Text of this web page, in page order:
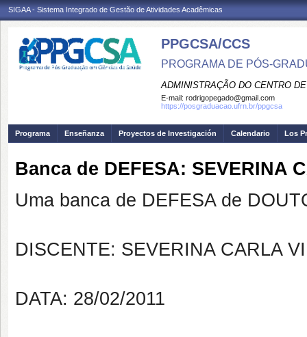
SIGAA - Sistema Integrado de Gestão de Atividades Acadêmicas
PPGCSA/CCS
PROGRAMA DE PÓS-
ADMINISTRAÇÃO DO CENTRO
E-mail: rodrigopegado@gmail.com
https://posgraduacao.ufrn.br/ppgcsa
Programa Enseñanza Proyectos de Investigación Calendario Los
Banca de DEFESA: SEVERINA
Uma banca de DEFESA de
DISCENTE: SEVERINA CARLA
DATA: 28/02/2011